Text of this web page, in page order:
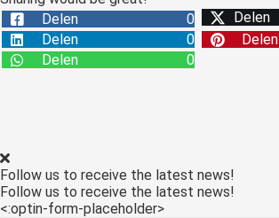
Delen
0 Delen
Delen
0 Delen
Delen
0
Follow us to receive the latest news!
Follow us to receive the latest news!
<:optin-form-placeholder>